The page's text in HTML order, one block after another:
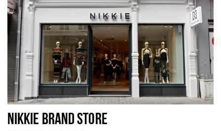
NIKKIE BRAND STORE